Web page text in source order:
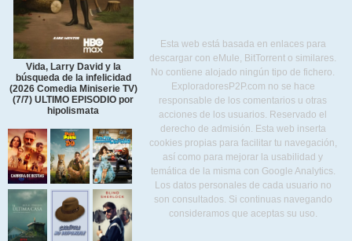
Vida, Larry David y la
búsqueda de la infelicidad
(2026 Comedia Miniserie TV)
(7/7) ULTIMO EPISODIO por
hipolismata
Esta web está basada en enlaces para
descargar con eMule, BitTorrent o similares.
No contiene alojado ningún tipo de fichero.
ExploradoresP2P.com no se hace
responsable de los comentarios u otras
acciones de los usuarios. Reservado el
derecho de admisión. Esta web inserta
cookies propias para facilitar tu navegación,
así como para mejorar la usabilidad y
temática de la misma con Google Analytics.
Los datos personales de cada usuario no
son consultados. Si continuas navegando
consideramos que aceptas su uso.